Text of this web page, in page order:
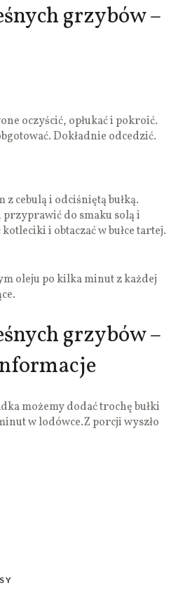
grzybów –
oczyścić, opłukać i pokroić.
Dokładnie odcedzić.
cebulą i odciśniętą bułką.
przyprawić do smaku solą i
i obtaczać w bułce tartej.
oleju po kilka minut z każdej
grzybów –
możemy dodać trochę bułki
w lodówce.Z porcji wyszło